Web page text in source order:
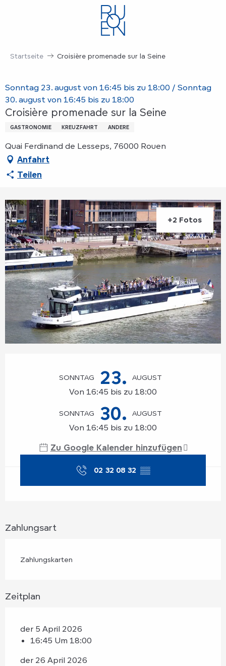
Startseite Croisière promenade sur la Seine
Sonntag 23. august von 16:45 bis zu 18:00 / Sonntag
30. august von 16:45 bis zu 18:00
Croisière promenade sur la Seine
GASTRONOMIE KREUZFAHRT ANDERE
Quai Ferdinand de Lesseps, 76000 Rouen
Anfahrt
Teilen
+2 Fotos
SONNTAG 23. AUGUST
Von 16:45 bis zu 18:00
SONNTAG 30. AUGUST
Von 16:45 bis zu 18:00
Zu Google Kalender hinzufügen
02 32 08 32 ▒▒
Zahlungsart
Zahlungskarten
Zeitplan
der 5 April 2026
16:45 Um 18:00
der 26 April 2026